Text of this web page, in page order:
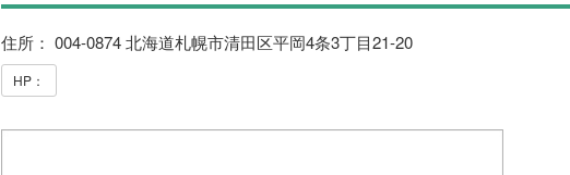
住所： 004-0874 北海道札幌市清田区平岡4条3丁目21-20
HP：